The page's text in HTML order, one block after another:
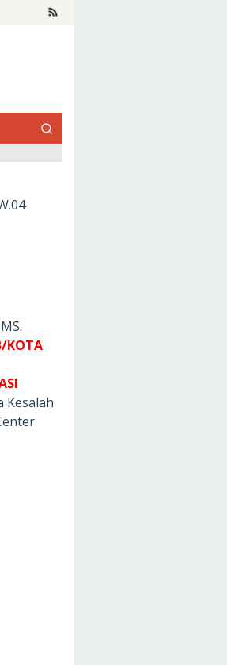
KOTA
Kesalah